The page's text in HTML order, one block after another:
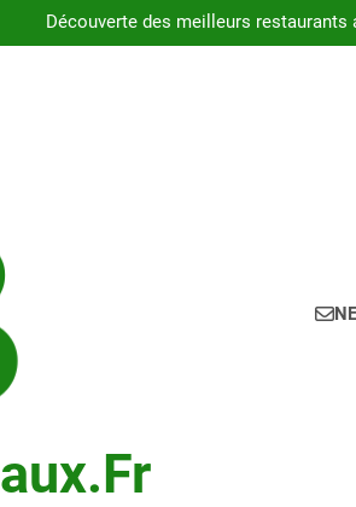
Découverte des meilleurs restaurants
Comment choisir le porte-menu idéal pour